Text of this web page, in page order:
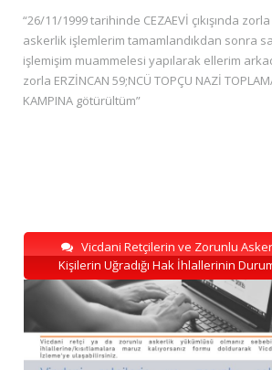
“26/11/1999 tarihinde CEZAEVİ çıkışında
askerlik işlemlerim tamamlandıkdan sonra
işlemişim muammelesi yapılarak ellerim
zorla ERZİNCAN 59;NCÜ TOPÇU NAZİ
KAMPINA götürültüm”
Vicdani Retçilerin ve Zorunlu
Kişilerin Uğradığı Hak İhlallerinin